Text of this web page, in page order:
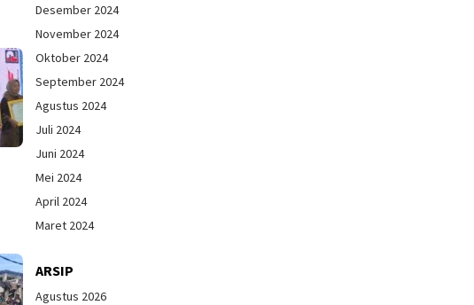
Desember 2024
November 2024
Oktober 2024
September 2024
Agustus 2024
Juli 2024
Juni 2024
Mei 2024
April 2024
Maret 2024
ARSIP
Agustus 2026